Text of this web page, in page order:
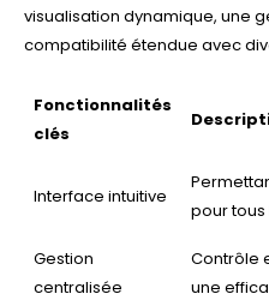
visualisation dynamique, une
compatibilité étendue avec
Fonctionnalités
clés
Interface intuitive
pour tous
Gestion
centralisée
Contrôle
une